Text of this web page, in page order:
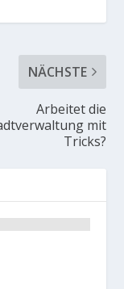
NÄCHSTE
Arbeitet die
mit
Tricks?